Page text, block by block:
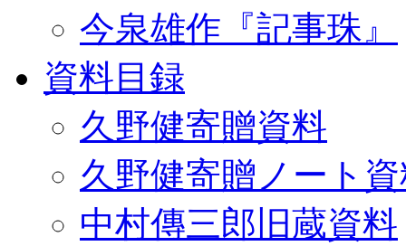
今泉雄作『記事珠』
資料目録
久野健寄贈資料
久野健寄贈ノート
中村傳三郎旧蔵資料